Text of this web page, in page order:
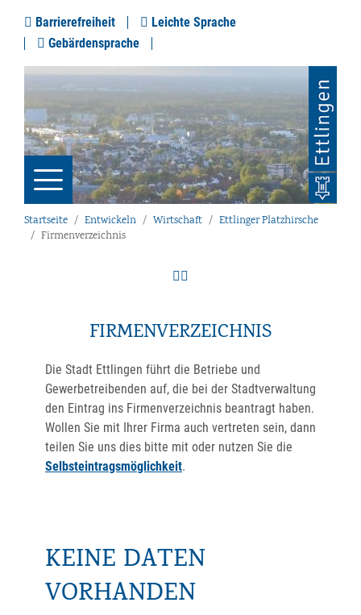
Barrierefreiheit
Leichte Sprache
Gebärdensprache
Startseite Entwickeln Wirtschaft
Ettlinger Platzhirsche
Firmenverzeichnis
FIRMENVERZEICHNIS
Die Stadt Ettlingen führt die Betriebe und
Gewerbetreibenden auf, die bei der Stadtverwaltung
den Eintrag ins Firmenverzeichnis beantragt haben.
Wollen Sie mit Ihrer Firma auch vertreten sein, dann
teilen Sie uns dies bitte mit oder nutzen Sie die
Selbsteintragsmöglichkeit.
KEINE DATEN
VORHANDEN